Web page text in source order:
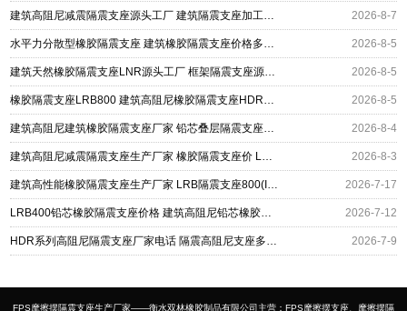
建筑高阻尼减震隔震支座源头工厂 建筑隔震支座加工生产厂家 LNR400天然橡胶支座厂家电话 2026-8-7
水平力分散型橡胶隔震支座 建筑橡胶隔震支座价格多少 建筑高阻尼高阻尼橡胶隔震支座厂家 2026-8-5
建筑天然橡胶隔震支座LNR源头工厂 框架隔震支座源头工厂 建筑高阻尼减橡胶隔震支座厂家 2026-8-5
橡胶隔震支座LRB800 建筑高阻尼橡胶隔震支座HDR600厂家 防震橡胶隔震支座什么价格 2026-8-5
建筑高阻尼建筑橡胶隔震支座厂家 铅芯叠层隔震支座厂家 LNR1400支座厂家 2026-8-4
建筑高阻尼减震隔震支座生产厂家 橡胶隔震支座价 LNR1300橡胶隔震支座厂家电话 2026-8-3
建筑高性能橡胶隔震支座生产厂家 LRB隔震支座800(II型) 建筑摩擦摆隔震支座(FPS) 2026-7-17
LRB400铅芯橡胶隔震支座价格 建筑高阻尼铅芯橡胶隔震支座 HDR500高阻尼隔震支座生产厂家 2026-7-12
HDR系列高阻尼隔震支座厂家电话 隔震高阻尼支座多少钱 建筑高阻尼圆形隔震支座厂家 2026-7-9
FPS摩擦摆隔震支座生产厂家——衡水双林橡胶制品有限公司主营：FPS摩擦摆支座、摩擦摆隔